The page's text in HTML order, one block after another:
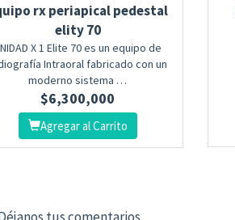
rx periapical pedestal
elity 70
X 1 Elite 70 es un equipo de
Intraoral fabricado con un
moderno sistema …
$6,300,000
Agregar al Carrito
tus comentarios